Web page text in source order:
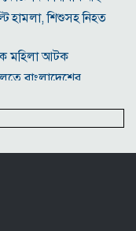
হামলা, শিশুসহ নিহত
মহিলা আটক
বাংলাদেশের
স্থানীয় নির্বাচন